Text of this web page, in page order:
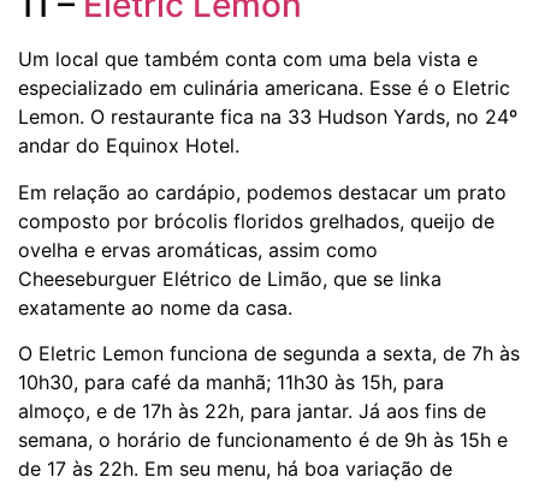
Um local que também conta com uma bela vista e
especializado em culinária americana. Esse é o Eletric
Lemon. O restaurante fica na 33 Hudson Yards, no 24º
andar do Equinox Hotel.
Em relação ao cardápio, podemos destacar um prato
composto por brócolis floridos grelhados, queijo de
ovelha e ervas aromáticas, assim como
Cheeseburguer Elétrico de Limão, que se linka
exatamente ao nome da casa.
O Eletric Lemon funciona de segunda a sexta, de 7h às
10h30, para café da manhã; 11h30 às 15h, para
almoço, e de 17h às 22h, para jantar. Já aos fins de
semana, o horário de funcionamento é de 9h às 15h e
de 17 às 22h. Em seu menu, há boa variação de